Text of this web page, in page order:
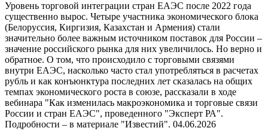
Уровень торговой интеграции стран ЕАЭС после 2022 года
существенно вырос. Четыре участника экономического блока
(Белоруссия, Киргизия, Казахстан и Армения) стали
значительно более важным источником поставок для России –
значение российского рынка для них увеличилось. Но верно и
обратное. О том, что происходило с торговыми связями
внутри ЕАЭС, насколько часто стал употребляться в расчетах
рубль и как конъюнктура последних лет сказалась на общих
темпах экономического роста в союзе, рассказали в ходе
вебинара "Как изменилась макроэкономика и торговые связи
России и стран ЕАЭС", проведенного "Эксперт РА".
Подробности – в материале "Известий". 04.06.2026